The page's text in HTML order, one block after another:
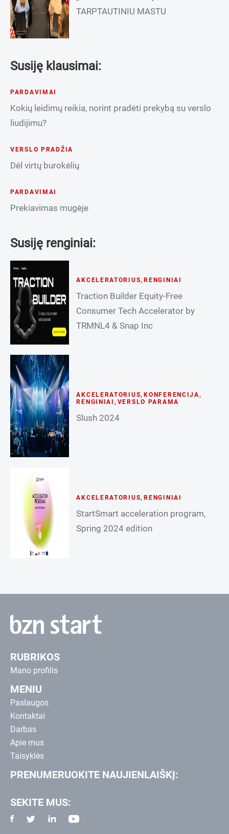
TARPTAUTINIU MASTU
Susiję klausimai:
PARDAVIMAI
Kokių leidimų reikia, norint pradėti prekybą su verslo
liudijimu?
VERSLO PRADŽIA
Dėl virtų burokėlių
PARDAVIMAI
Prekiavimas mugėje
Susiję renginiai:
AKCELERATORIUS, RENGINIAI
Traction Builder Equity-Free
Consumer Tech Accelerator by
TRMNL4 & Snap Inc
AKCELERATORIUS, KONFERENCIJA,
RENGINIAI , VERSLO PARAMA
Slush 2024
AKCELERATORIUS, RENGINIAI
StartSmart acceleration program,
Spring 2024 edition
RUBRIKOS
Mano profilis
MENIU
Paslaugos
Kontaktai
Darbas
Apie mus
Taisyklės
PRENUMERUOKITE NAUJIENLAIŠKĮ:
SEKITE MUS: